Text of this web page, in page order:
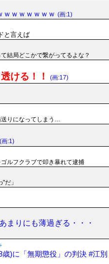
ｗｗｗｗｗｗｗ (画:1)
と言えば
結局どこかで繋がってるよな？
ける！！
(画:17)
送りになってしまう…
(画:1)
ルフクラブで叩き暴れて逮捕
だ」
まりにも薄過ぎる・・・
)に「無期懲役」の判決 #江別